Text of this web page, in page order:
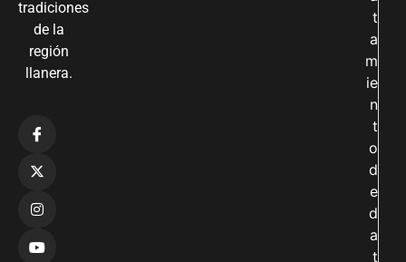
tradiciones
de la
región
llanera.
t
a
m
ie
n
t
o
d
e
d
a
t